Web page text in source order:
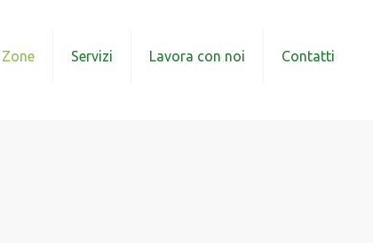
Zone Servizi Lavora con noi Contatti